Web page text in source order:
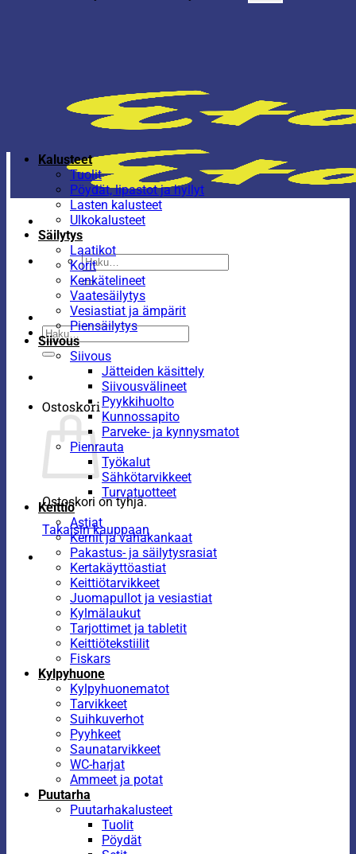
Etsi:
Etsi:
Ostoskori
Ostoskori on tyhjä.
Takaisin kauppaan
Kalusteet
Tuolit
Pöydät, lipastot ja hyllyt
Lasten kalusteet
Ulkokalusteet
Säilytys
Laatikot
Korit
Kenkätelineet
Vaatesäilytys
Vesiastiat ja ämpärit
Piensäilytys
Siivous
Siivous
Jätteiden käsittely
Siivousvälineet
Pyykkihuolto
Kunnossapito
Parveke- ja kynnysmatot
Pienrauta
Työkalut
Sähkötarvikkeet
Turvatuotteet
Keittiö
Astiat
Kernit ja vahakankaat
Pakastus- ja säilytysrasiat
Kertakäyttöastiat
Keittiötarvikkeet
Juomapullot ja vesiastiat
Kylmälaukut
Tarjottimet ja tabletit
Keittiötekstiilit
Fiskars
Kylpyhuone
Kylpyhuonematot
Tarvikkeet
Suihkuverhot
Pyyhkeet
Saunatarvikkeet
WC-harjat
Ammeet ja potat
Puutarha
Puutarhakalusteet
Tuolit
Pöydät